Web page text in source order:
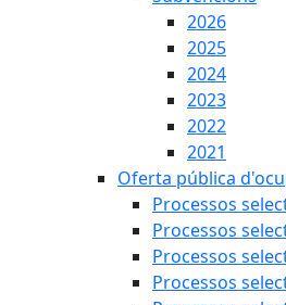
2026
2025
2024
2023
2022
2021
Oferta pública
Processos
Processos
Processos
Processos